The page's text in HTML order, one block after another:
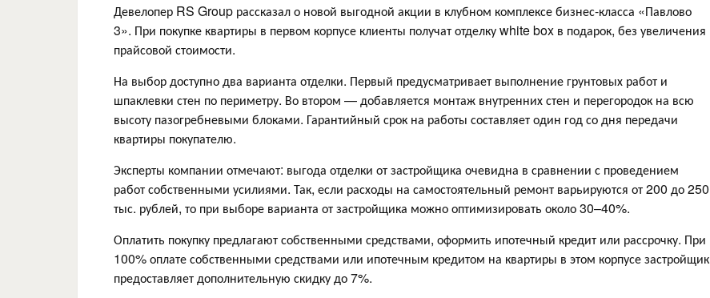
Девелопер RS Group рассказал о новой выгодной акции в клубном комплексе бизнес-класса «Павлово
3». При покупке квартиры в первом корпусе клиенты получат отделку white box в подарок, без увеличения
прайсовой стоимости.
На выбор доступно два варианта отделки. Первый предусматривает выполнение грунтовых работ и
шпаклевки стен по периметру. Во втором — добавляется монтаж внутренних стен и перегородок на всю
высоту пазогребневыми блоками. Гарантийный срок на работы составляет один год со дня передачи
квартиры покупателю.
Эксперты компании отмечают: выгода отделки от застройщика очевидна в сравнении с проведением
работ собственными усилиями. Так, если расходы на самостоятельный ремонт варьируются от 200 до 250
тыс. рублей, то при выборе варианта от застройщика можно оптимизировать около 30–40%.
Оплатить покупку предлагают собственными средствами, оформить ипотечный кредит или рассрочку. При
100% оплате собственными средствами или ипотечным кредитом на квартиры в этом корпусе застройщик
предоставляет дополнительную скидку до 7%.